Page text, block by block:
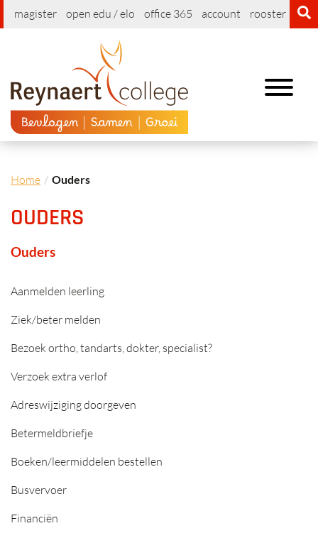
magister open edu / elo office 365 account rooster
Toggle
Ouders
Aanmelden leerling
Ziek/beter melden
Bezoek ortho, tandarts, dokter, specialist?
Verzoek extra verlof
Adreswijziging doorgeven
Betermeldbriefje
Boeken/leermiddelen bestellen
Busvervoer
Financiën
Home Ouders
OUDERS